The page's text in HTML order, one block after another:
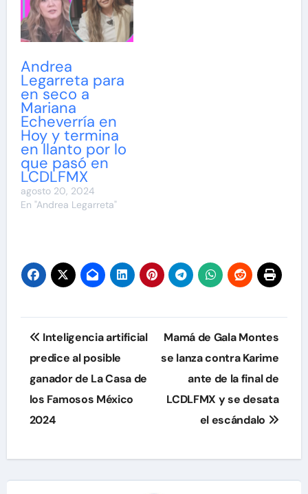
Andrea
Legarreta para
en seco a
Mariana
Echeverría en
Hoy y termina
en llanto por lo
que pasó en
LCDLFMX
agosto 20, 2024
En "Andrea Legarreta"
Navegación
de
entradas
Inteligencia artificial
predice al posible
ganador de La Casa de
los Famosos México
2024
Mamá de Gala Montes
se lanza contra Karime
ante de la final de
LCDLFMX y se desata
el escándalo